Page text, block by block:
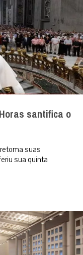
santifica o
suas
sua quinta